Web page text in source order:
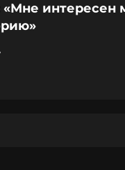
интересен